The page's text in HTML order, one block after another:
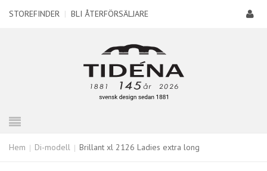
STOREFINDER | BLI ÅTERFÖRSÄLJARE
Hem Di-modell Brillant xl 2126 Ladies extra long